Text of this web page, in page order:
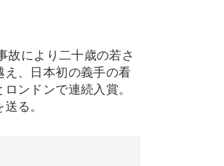
故により二十歳の若さ
え、日本初の義手の看
ンドンで連続入賞。
る。